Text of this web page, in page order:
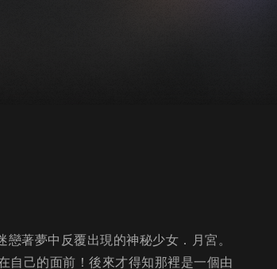
著夢中反覆出現的神秘少女．月宮。
自己的面前！後來才得知那裡是一個由